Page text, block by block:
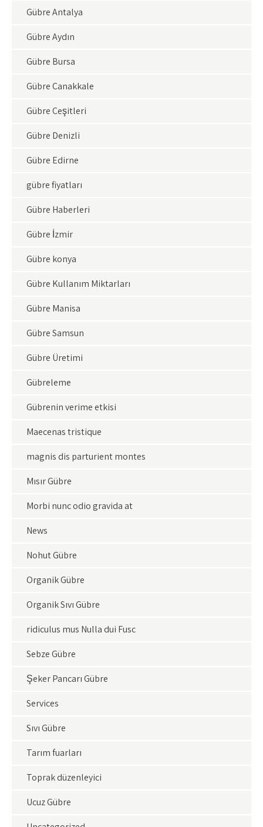
Gübre Antalya
Gübre Aydın
Gübre Bursa
Gübre Çanakkale
Gübre Çeşitleri
Gübre Denizli
Gübre Edirne
gübre fiyatları
Gübre Haberleri
Gübre İzmir
Gübre konya
Gübre Kullanım Miktarları
Gübre Manisa
Gübre Samsun
Gübre Üretimi
Gübreleme
Gübrenin verime etkisi
Maecenas tristique
magnis dis parturient montes
Mısır Gübre
Morbi nunc odio gravida at
News
Nohut Gübre
Organik Gübre
Organik Sıvı Gübre
ridiculus mus Nulla dui Fusc
Sebze Gübre
Şeker Pancarı Gübre
Services
Sıvı Gübre
Tarım fuarları
Toprak düzenleyici
Ucuz Gübre